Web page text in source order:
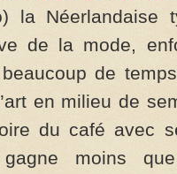
la Néerlandaise
de la mode,
de
en milieu de
du café avec
gagne moins